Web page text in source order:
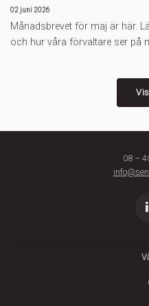
02 juni 2026
Månadsbrevet för maj är här.
och hur våra förvaltare ser på
08 –